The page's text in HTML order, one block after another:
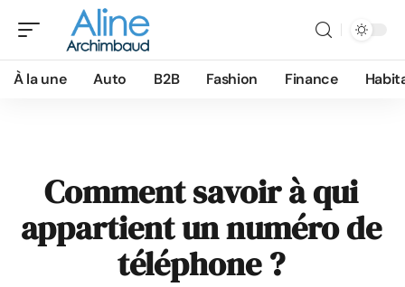
À la une Auto B2B Fashion Finance
Comment savoir à qui
appartient un numéro de
téléphone ?